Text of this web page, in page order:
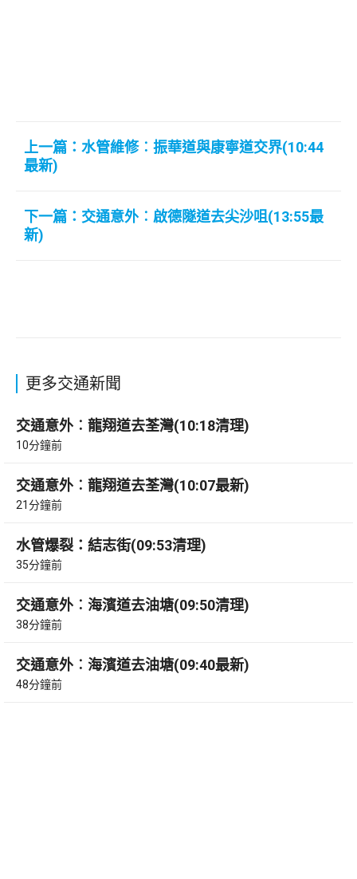
上一篇：水管維修︰振華道與康寧道交界(10:44
最新)
下一篇：交通意外︰啟德隧道去尖沙咀(13:55最
新)
更多交通新聞
交通意外︰龍翔道去荃灣(10:18清理)
10分鐘前
交通意外︰龍翔道去荃灣(10:07最新)
21分鐘前
水管爆裂：結志街(09:53清理)
35分鐘前
交通意外︰海濱道去油塘(09:50清理)
38分鐘前
交通意外︰海濱道去油塘(09:40最新)
48分鐘前